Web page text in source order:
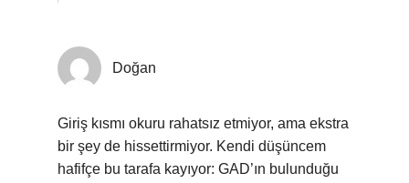
Doğan
Giriş kısmı okuru rahatsız etmiyor, ama ekstra
bir şey de hissettirmiyor. Kendi düşüncem
hafifçe bu tarafa kayıyor: GAD’ın bulunduğu